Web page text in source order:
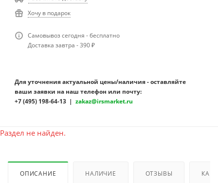
Хочу в подарок
Самовывоз сегодня - бесплатно
Доставка завтра - 390 ₽
Для уточнения актуальной цены/наличия - оставляйте
ваши заявки на наш телефон или почту:
+7 (495) 198-64-13 | zakaz@irsmarket.ru
Раздел не найден.
ОПИСАНИЕ НАЛИЧИЕ ОТЗЫВЫ КАК